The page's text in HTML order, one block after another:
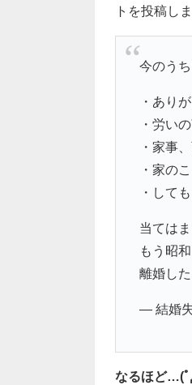
トを投稿し
今のう
・あり
・労い
・家事
・家の
・して
当ては
もう昭
離婚し
— 結婚
なるほど…(